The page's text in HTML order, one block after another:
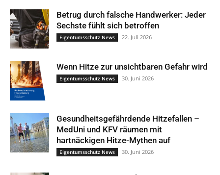
Betrug durch falsche Handwerker: Jeder
Sechste fühlt sich betroffen
Eigentumsschutz News 22. Juli 2026
Wenn Hitze zur unsichtbaren Gefahr wird
Eigentumsschutz News 30. Juni 2026
Gesundheitsgefährdende Hitzefallen –
MedUni und KFV räumen mit
hartnäckigen Hitze-Mythen auf
Eigentumsschutz News 30. Juni 2026